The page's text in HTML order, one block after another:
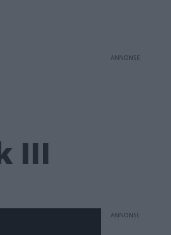
III
ANNONS
ANNONS